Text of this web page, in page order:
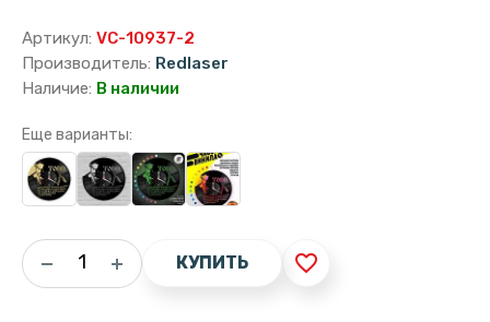
Артикул: VC-10937-2
Производитель: Redlaser
Наличие: В наличии
Еще варианты:
КУПИТЬ favorite_border